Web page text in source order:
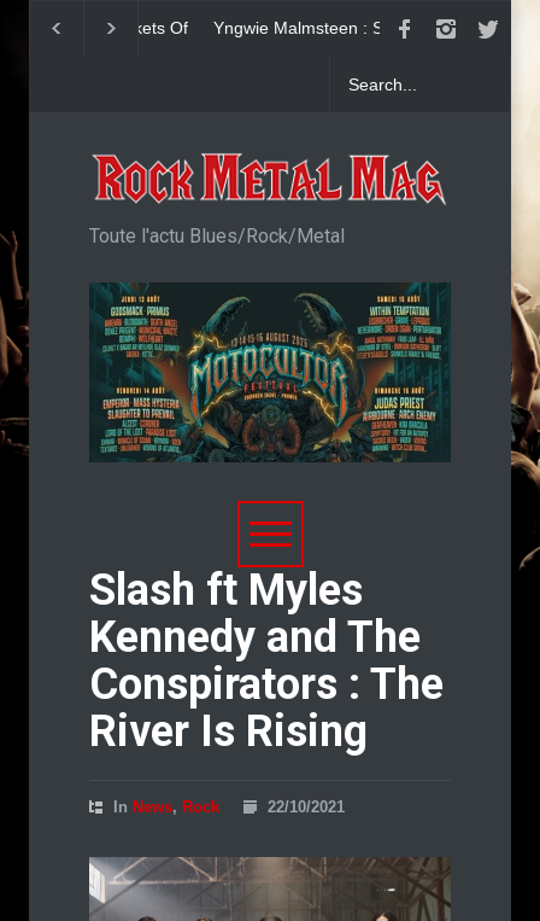
Yngwie Malmsteen : Single
KAI HANSEN :
Welcome To Life
Toute l'actu Blues/Rock/Metal
Slash ft Myles
Kennedy and The
Conspirators : The
River Is Rising
In News, Rock 22/10/2021